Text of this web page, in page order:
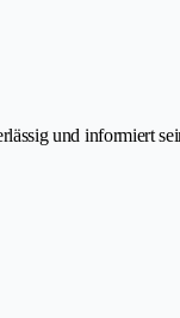
und informiert